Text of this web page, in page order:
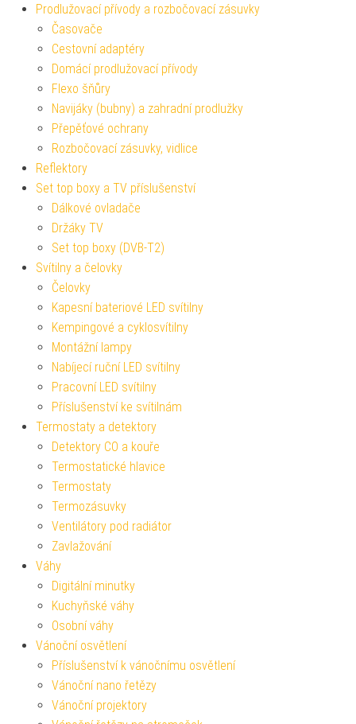
Prodlužovací přívody a rozbočovací zásuvky
Časovače
Cestovní adaptéry
Domácí prodlužovací přívody
Flexo šňůry
Navijáky (bubny) a zahradní prodlužky
Přepěťové ochrany
Rozbočovací zásuvky, vidlice
Reflektory
Set top boxy a TV příslušenství
Dálkové ovladače
Držáky TV
Set top boxy (DVB-T2)
Svítilny a čelovky
Čelovky
Kapesní bateriové LED svítilny
Kempingové a cyklosvítilny
Montážní lampy
Nabíjecí ruční LED svítilny
Pracovní LED svítilny
Příslušenství ke svítilnám
Termostaty a detektory
Detektory CO a kouře
Termostatické hlavice
Termostaty
Termozásuvky
Ventilátory pod radiátor
Zavlažování
Váhy
Digitální minutky
Kuchyňské váhy
Osobní váhy
Vánoční osvětlení
Příslušenství k vánočnímu osvětlení
Vánoční nano řetězy
Vánoční projektory